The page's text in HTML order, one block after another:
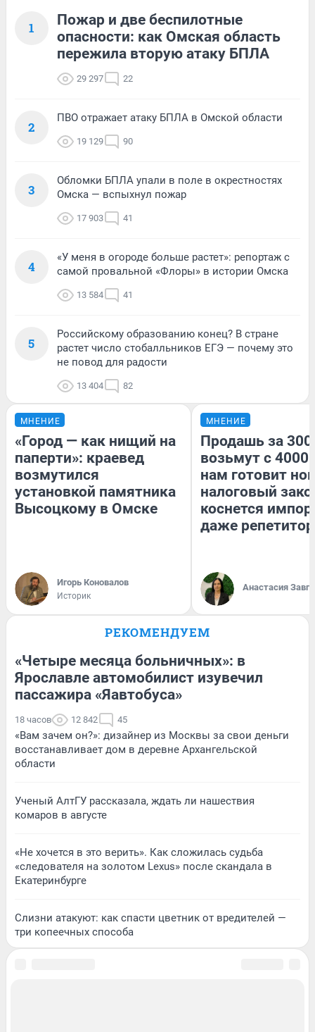
1
Пожар и две беспилотные
опасности: как Омская область
пережила вторую атаку БПЛА
29 297 22
2
ПВО отражает атаку БПЛА в Омской области
19 129 90
3
Обломки БПЛА упали в поле в окрестностях
Омска — вспыхнул пожар
17 903 41
4
«У меня в огороде больше растет»: репортаж с
самой провальной «Флоры» в истории Омска
13 584 41
5
Российскому образованию конец? В стране
растет число стобалльников ЕГЭ — почему это
не повод для радости
13 404 82
МНЕНИЕ
«Город — как нищий на
паперти»: краевед
возмутился
установкой памятника
Высоцкому в Омске
Игорь Коновалов
Историк
МНЕНИЕ
Продашь за
возьмут с
нам готовит
налоговый
коснется
даже
Анастасия
РЕКОМЕНДУЕМ
«Четыре месяца больничных»: в
Ярославле автомобилист изувечил
пассажира «Яавтобуса»
18 часов 12 842 45
«Вам зачем он?»: дизайнер из Москвы за свои деньги
восстанавливает дом в деревне Архангельской
области
Ученый АлтГУ рассказала, ждать ли нашествия
комаров в августе
«Не хочется в это верить». Как сложилась судьба
«следователя на золотом Lexus» после скандала в
Екатеринбурге
Слизни атакуют: как спасти цветник от вредителей —
три копеечных способа